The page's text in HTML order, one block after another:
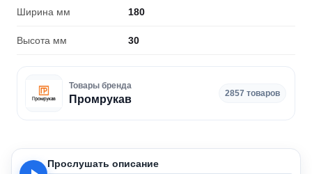
Ширина мм 180
Высота мм 30
Товары бренда
Промрукав
2857 товаров
Прослушать описание